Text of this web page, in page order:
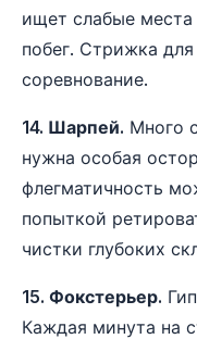
ищет слабые
побег. Стрижка
соревнование.
14. Шарпей. Много
нужна особая
флегматичность
попыткой
чистки глубоких
15. Фокстерьер.
Каждая минута на